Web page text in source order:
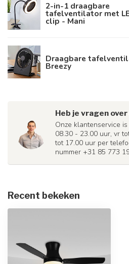
2-in-1 draagbare
tafelventilator met
clip - Mani
Draagbare
Breezy
Heb je vragen
Onze klantenservice
08.30 - 23.00 uur, vr
tot 17.00 uur per
nummer +31 85 773
Recent bekeken